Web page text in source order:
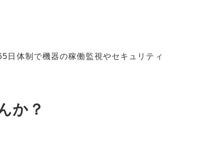
日体制で機器の稼働監視やセキュリティ
か？